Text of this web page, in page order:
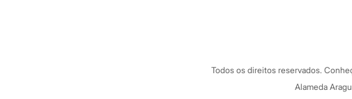
C&A Pay
Sobre o C&A Pay
Todos os direitos reservados.
Alameda